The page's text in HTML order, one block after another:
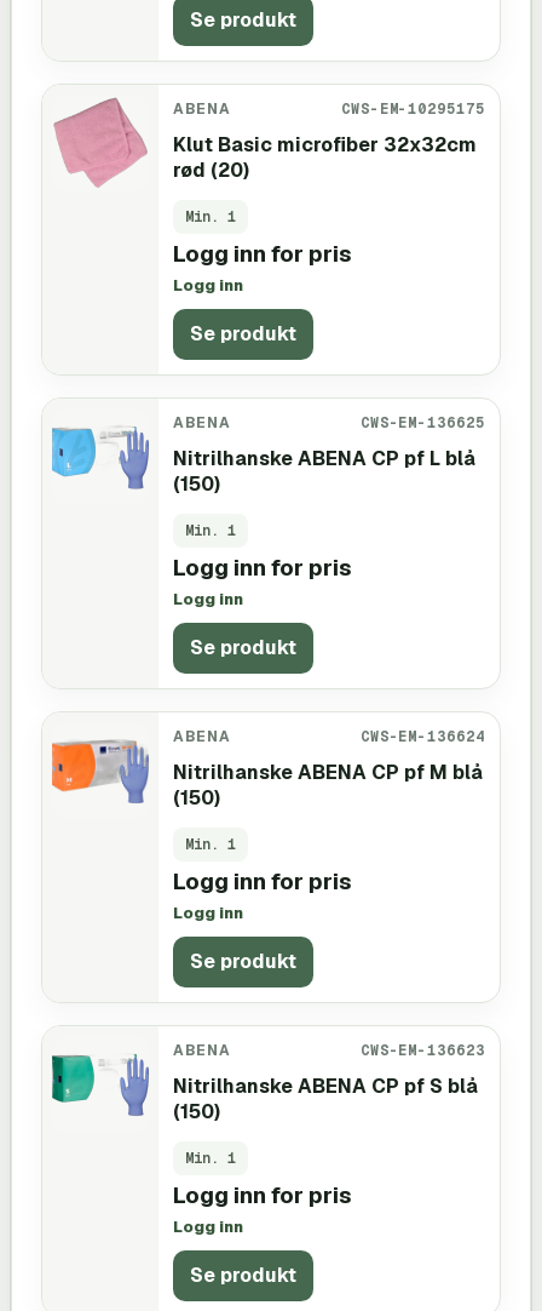
Se produkt
ABENA CWS-EM-10295175
Klut Basic microfiber 32x32cm
rød (20)
Min. 1
Logg inn for pris
Logg inn
Se produkt
ABENA CWS-EM-136625
Nitrilhanske ABENA CP pf L blå
(150)
Min. 1
Logg inn for pris
Logg inn
Se produkt
ABENA CWS-EM-136624
Nitrilhanske ABENA CP pf M blå
(150)
Min. 1
Logg inn for pris
Logg inn
Se produkt
ABENA CWS-EM-136623
Nitrilhanske ABENA CP pf S blå
(150)
Min. 1
Logg inn for pris
Logg inn
Se produkt